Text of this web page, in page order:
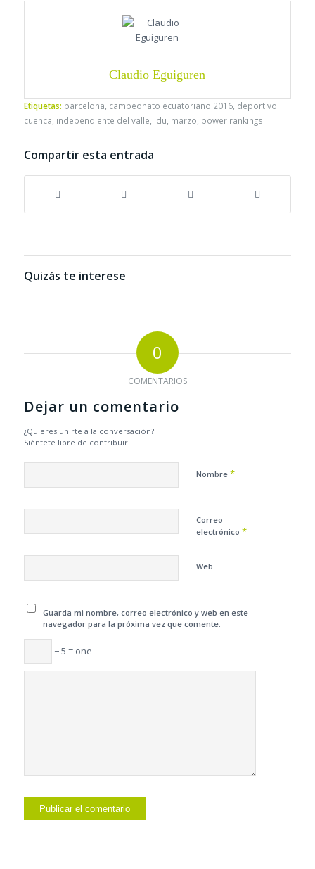
Claudio Eguiguren
Etiquetas: barcelona campeonato ecuatoriano 2016, deportivo
cuenca independiente del valle ldu marzo power rankings
Compartir esta entrada
Quizás te interese
0
COMENTARIOS
Dejar un comentario
¿Quieres unirte a la conversación?
Siéntete libre de contribuir!
Nombre *
Correo
electrónico *
Web
Guarda mi nombre, correo electrónico y web en este
navegador para la próxima vez que comente.
− 5 = one